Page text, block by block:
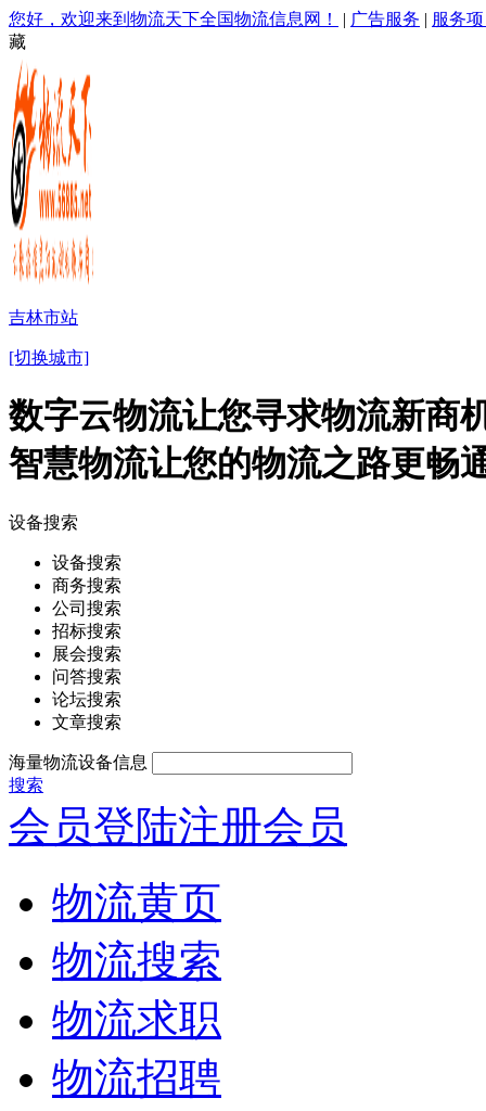
您好，欢迎来到物流天下全国物流信息网！ | 广告服务 | 服务
藏
吉林市站
[切换城市]
数字云物流让您寻求物流新商
智慧物流让您的物流之路更畅
设备搜索
设备搜索
商务搜索
公司搜索
招标搜索
展会搜索
问答搜索
论坛搜索
文章搜索
海量物流设备信息
搜索
会员登陆注册会员
物流黄页
物流搜索
物流求职
物流招聘